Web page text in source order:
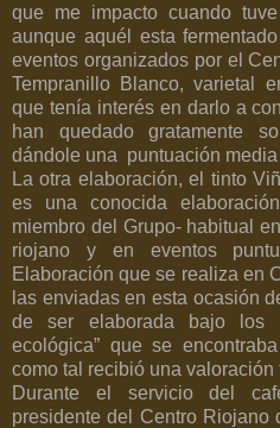
que me impacto cuando
aunque aquél esta
eventos organizados por el
Tempranillo Blanco, varietal
que tenía interés en darlo a
han quedado gratamente
dándole una puntuación
La otra elaboración, el tinto
es una conocida
miembro del Grupo- habitual
riojano y en eventos
Elaboración que se realiza en
las enviadas en esta ocasión
de ser elaborada bajo los
ecológica” que se
como tal recibió una valoración
Durante el servicio del
presidente del Centro Riojano